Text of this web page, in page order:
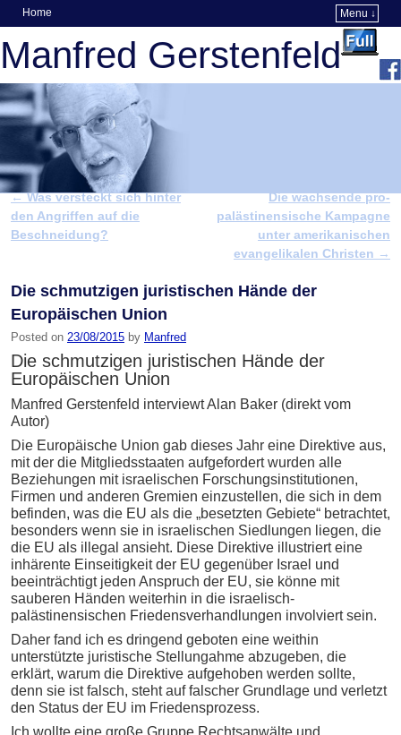
Home
Menu ↓
Manfred Gerstenfeld
Post navigation
←Was versteckt sich hinter
den Angriffen auf die
Beschneidung?
Die wachsende pro-
palästinensische Kampagne
unter amerikanischen
evangelikalen Christen →
Die schmutzigen juristischen Hände der
Europäischen Union
Posted on 23/08/2015 by Manfred
Die schmutzigen juristischen Hände der
Europäischen Union
Manfred Gerstenfeld interviewt Alan Baker (direkt vom
Autor)
Die Europäische Union gab dieses Jahr eine Direktive aus,
mit der die Mitgliedsstaaten aufgefordert wurden alle
Beziehungen mit israelischen Forschungsinstitutionen,
Firmen und anderen Gremien einzustellen, die sich in dem
befinden, was die EU als die „besetzten Gebiete“ betrachtet,
besonders wenn sie in israelischen Siedlungen liegen, die
die EU als illegal ansieht. Diese Direktive illustriert eine
inhärente Einseitigkeit der EU gegenüber Israel und
beeinträchtigt jeden Anspruch der EU, sie könne mit
sauberen Händen weiterhin in die israelisch-
palästinensischen Friedensverhandlungen involviert sein.
Daher fand ich es dringend geboten eine weithin
unterstützte juristische Stellungahme abzugeben, die
erklärt, warum die Direktive aufgehoben werden sollte,
denn sie ist falsch, steht auf falscher Grundlage und verletzt
den Status der EU im Friedensprozess.
Ich wollte eine große Gruppe Rechtsanwälte und